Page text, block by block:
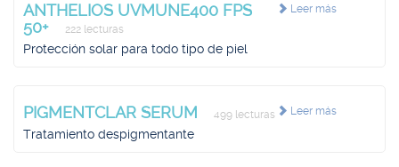
Leer más
ANTHELIOS UVMUNE400 FPS
50+
222 lecturas
Protección solar para todo tipo de piel
Leer más
PIGMENTCLAR SERUM 499 lecturas
Tratamiento despigmentante